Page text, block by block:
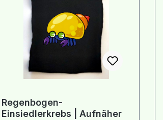
Regenbogen-
Einsiedlerkrebs | Aufnäher